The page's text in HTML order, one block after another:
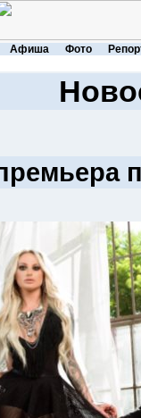
Афиша Фото